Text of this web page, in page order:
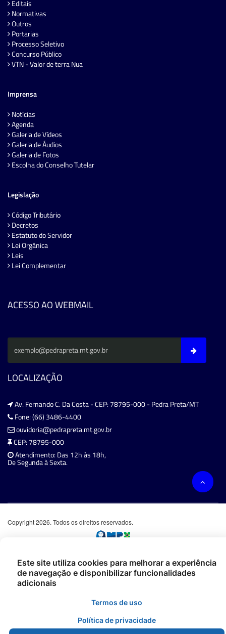
Editais
Normativas
Outros
Portarias
Processo Seletivo
Concurso Público
VTN - Valor de terra Nua
Imprensa
Notícias
Agenda
Galeria de Vídeos
Galeria de Áudios
Galeria de Fotos
Escolha do Conselho Tutelar
Legislação
Código Tributário
Decretos
Estatuto do Servidor
Lei Orgânica
Leis
Lei Complementar
ACESSO AO WEBMAIL
LOCALIZAÇÃO
Av. Fernando C. Da Costa - CEP: 78795-000 - Pedra Preta/MT
Fone: (66) 3486-4400
ouvidoria@pedrapreta.mt.gov.br
CEP: 78795-000
Atendimento: Das 12h às 18h,
De Segunda à Sexta.
Copyright 2026. Todos os direitos reservados.
Este site utiliza cookies para melhorar a experiência
de navegação e disponibilizar funcionalidades
adicionais
Termos de uso
Política de privacidade